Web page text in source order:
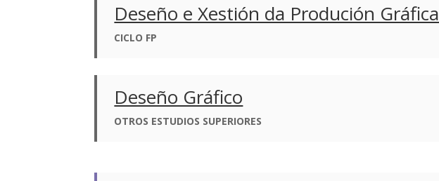
Deseño e Xestión da Produción Gráfica
CICLO FP
Deseño Gráfico
OTROS ESTUDIOS SUPERIORES